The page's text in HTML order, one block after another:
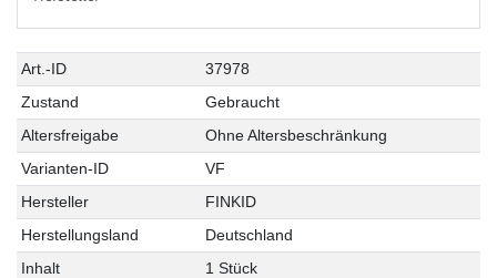
Art.-ID
37978
Zustand
Gebraucht
Altersfreigabe
Ohne Altersbeschränkung
Varianten-ID
VF
Hersteller
FINKID
Herstellungsland
Deutschland
Inhalt
1 Stück